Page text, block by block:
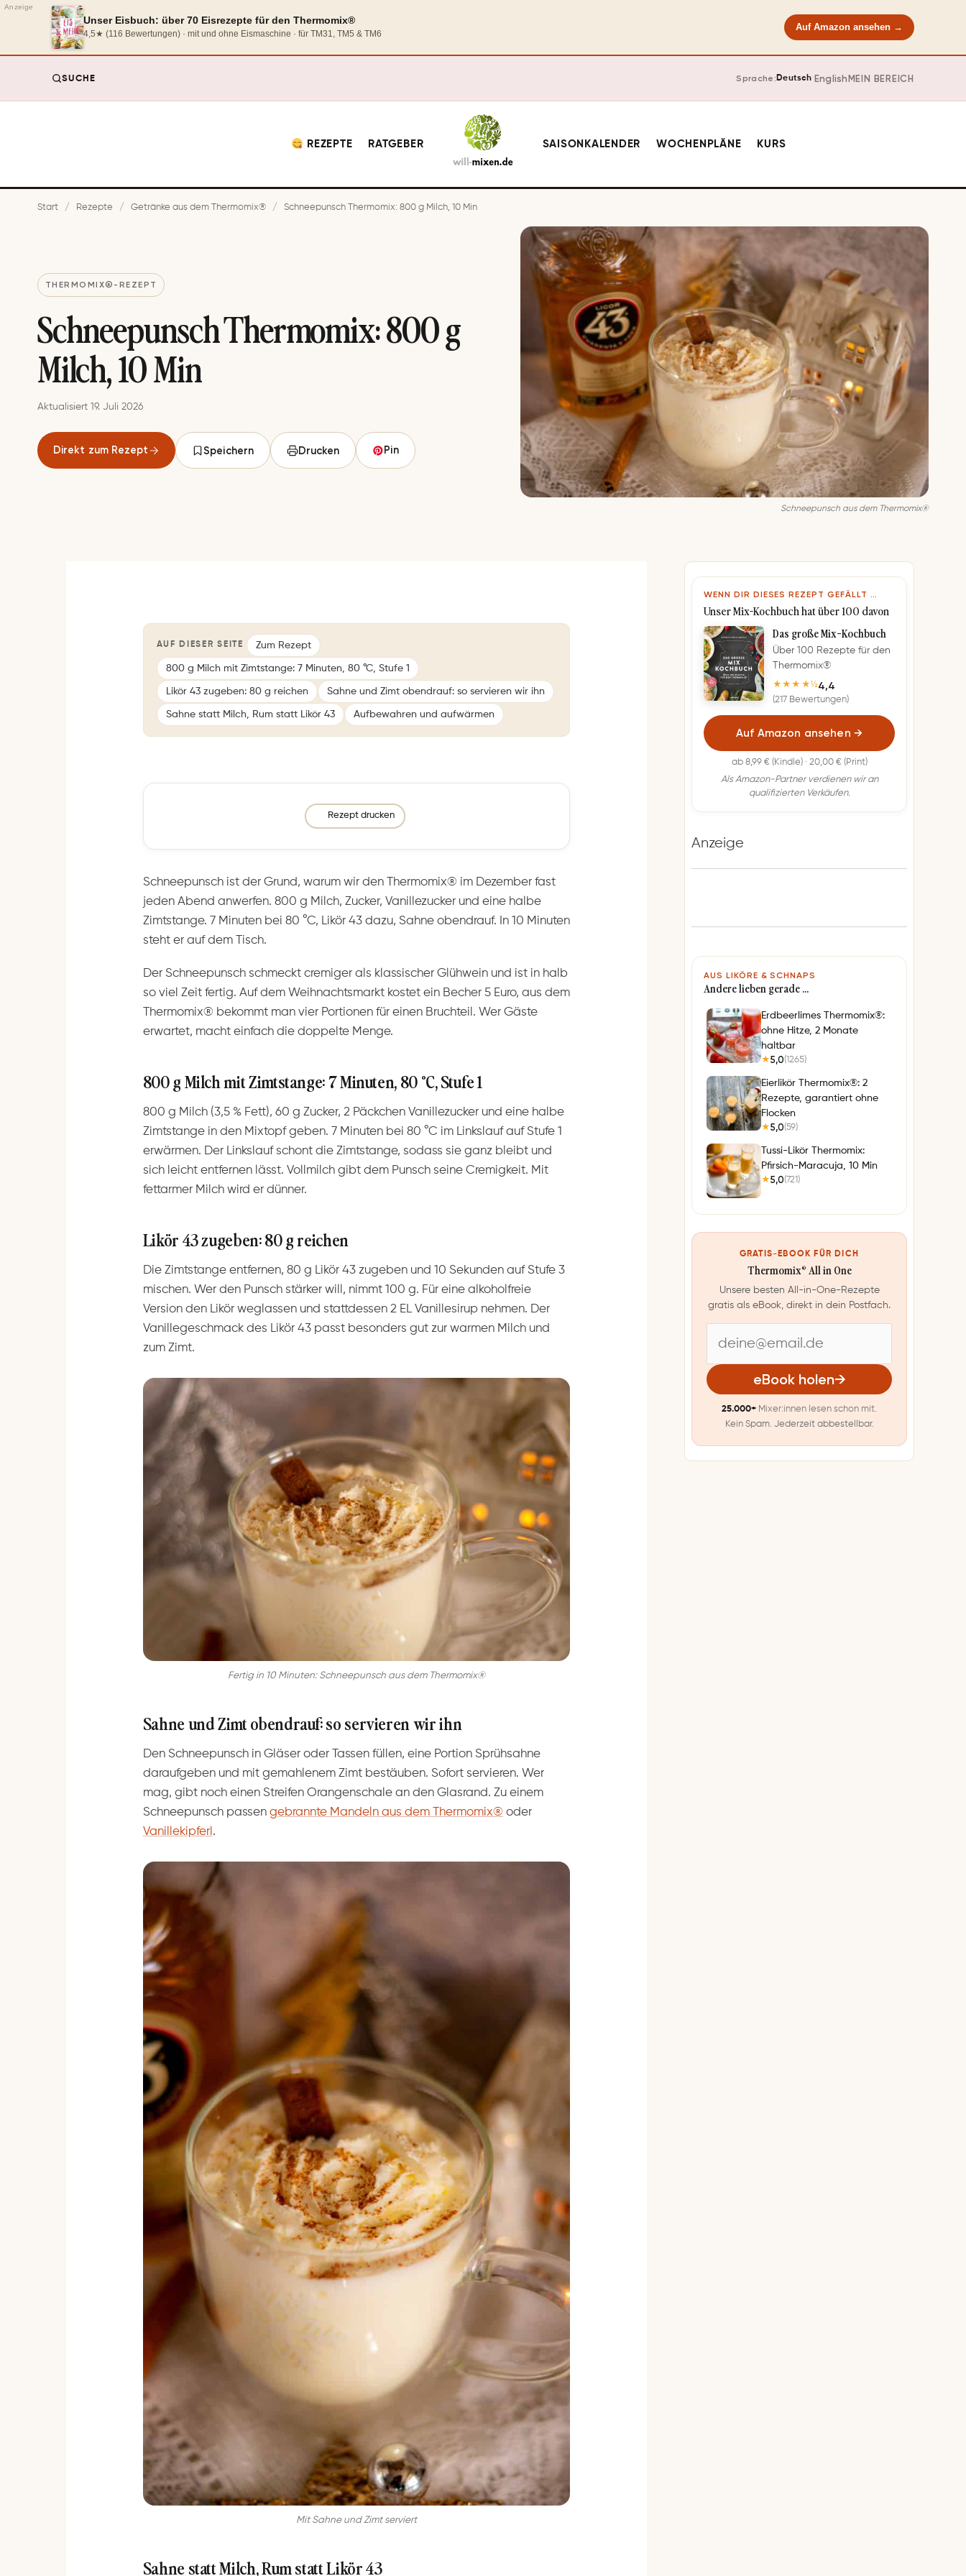
Anzeige
Unser Eisbuch: über 70 Eisrezepte für den Thermomix®
4,5★ (116 Bewertungen) · mit und ohne Eismaschine · für TM31, TM5 & TM6
Auf Amazon ansehen →
SUCHE Sprache:Deutsch· EnglishMEIN BEREICH
REZEPTE RATGEBER SAISONKALENDER WOCHENPLÄNE KURS
Start / Rezepte / Getränke aus dem Thermomix® / Schneepunsch Thermomix: 800 g Milch, 10 Min
THERMOMIX®-REZEPT
Schneepunsch Thermomix: 800 g
Milch, 10 Min
Aktualisiert 19. Juli 2026
Direkt zum Rezept Speichern Drucken Pin
Schneepunsch aus dem Thermomix®
AUF DIESER SEITE Zum Rezept
800 g Milch mit Zimtstange: 7 Minuten, 80 °C, Stufe 1
Likör 43 zugeben: 80 g reichen Sahne und Zimt obendrauf: so servieren wir ihn
Sahne statt Milch, Rum statt Likör 43 Aufbewahren und aufwärmen
Rezept drucken
Schneepunsch ist der Grund, warum wir den Thermomix® im Dezember fast
jeden Abend anwerfen. 800 g Milch, Zucker, Vanillezucker und eine halbe
Zimtstange. 7 Minuten bei 80 °C, Likör 43 dazu, Sahne obendrauf. In 10 Minuten
steht er auf dem Tisch.
Der Schneepunsch schmeckt cremiger als klassischer Glühwein und ist in halb
so viel Zeit fertig. Auf dem Weihnachtsmarkt kostet ein Becher 5 Euro, aus dem
Thermomix® bekommt man vier Portionen für einen Bruchteil. Wer Gäste
erwartet, macht einfach die doppelte Menge.
800 g Milch mit Zimtstange: 7 Minuten, 80 °C, Stufe 1
800 g Milch (3,5 % Fett), 60 g Zucker, 2 Päckchen Vanillezucker und eine halbe
Zimtstange in den Mixtopf geben. 7 Minuten bei 80 °C im Linkslauf auf Stufe 1
erwärmen. Der Linkslauf schont die Zimtstange, sodass sie ganz bleibt und
sich leicht entfernen lässt. Vollmilch gibt dem Punsch seine Cremigkeit. Mit
fettarmer Milch wird er dünner.
Likör 43 zugeben: 80 g reichen
Die Zimtstange entfernen, 80 g Likör 43 zugeben und 10 Sekunden auf Stufe 3
mischen. Wer den Punsch stärker will, nimmt 100 g. Für eine alkoholfreie
Version den Likör weglassen und stattdessen 2 EL Vanillesirup nehmen. Der
Vanillegeschmack des Likör 43 passt besonders gut zur warmen Milch und
zum Zimt.
Fertig in 10 Minuten: Schneepunsch aus dem Thermomix®
Sahne und Zimt obendrauf: so servieren wir ihn
Den Schneepunsch in Gläser oder Tassen füllen, eine Portion Sprühsahne
daraufgeben und mit gemahlenem Zimt bestäuben. Sofort servieren. Wer
mag, gibt noch einen Streifen Orangenschale an den Glasrand. Zu einem
Schneepunsch passen gebrannte Mandeln aus dem Thermomix® oder
Vanillekipferl.
Mit Sahne und Zimt serviert
Sahne statt Milch, Rum statt Likör 43
WENN DIR DIESES REZEPT GEFÄLLT …
Unser Mix-Kochbuch hat über 100 davon
Das große Mix-Kochbuch
Über 100 Rezepte für den
Thermomix®
★★★★½4,4
(217 Bewertungen)
Auf Amazon ansehen →
ab 8,99 € (Kindle) · 20,00 € (Print)
Als Amazon-Partner verdienen wir an
qualifizierten Verkäufen.
Anzeige
AUS LIKÖRE & SCHNAPS
Andere lieben gerade …
Erdbeerlimes Thermomix®:
ohne Hitze, 2 Monate
haltbar
★5,0(1265)
Eierlikör Thermomix®: 2
Rezepte, garantiert ohne
Flocken
★5,0(59)
Tussi-Likör Thermomix:
Pfirsich-Maracuja, 10 Min
★5,0(721)
GRATIS-EBOOK FÜR DICH
Thermomix® All in One
Unsere besten All-in-One-Rezepte
gratis als eBook, direkt in dein Postfach.
-
M
eBook holen→
25.000+ Mixer:innen lesen schon mit.
Kein Spam. Jederzeit abbestellbar.